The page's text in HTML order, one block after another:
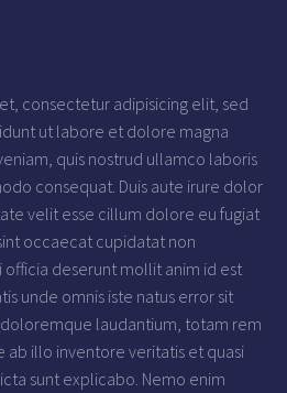
consectetur adipisicing elit, sed
ut labore et dolore magna
quis nostrud ullamco laboris
consequat. Duis aute irure dolor
velit esse cillum dolore eu fugiat
occaecat cupidatat non
deserunt mollit anim id est
unde omnis iste natus error sit
laudantium, totam rem
ab illo inventore veritatis et quasi
sunt explicabo. Nemo enim